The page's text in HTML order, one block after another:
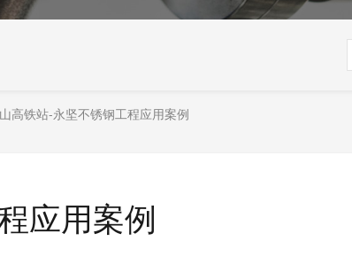
高铁站-永坚不锈钢工程应用案例
应用案例